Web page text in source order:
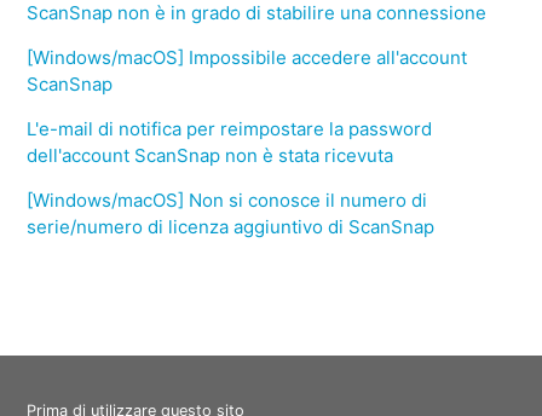
ScanSnap non è in grado di stabilire una connessione
[Windows/macOS] Impossibile accedere all'account
ScanSnap
L'e-mail di notifica per reimpostare la password
dell'account ScanSnap non è stata ricevuta
[Windows/macOS] Non si conosce il numero di
serie/numero di licenza aggiuntivo di ScanSnap
Prima di utilizzare questo sito